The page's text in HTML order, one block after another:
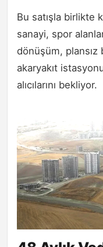
Bu satışla birlikte
sanayi, spor
dönüşüm, plansız
akaryakıt
alıcılarını bekliyor.